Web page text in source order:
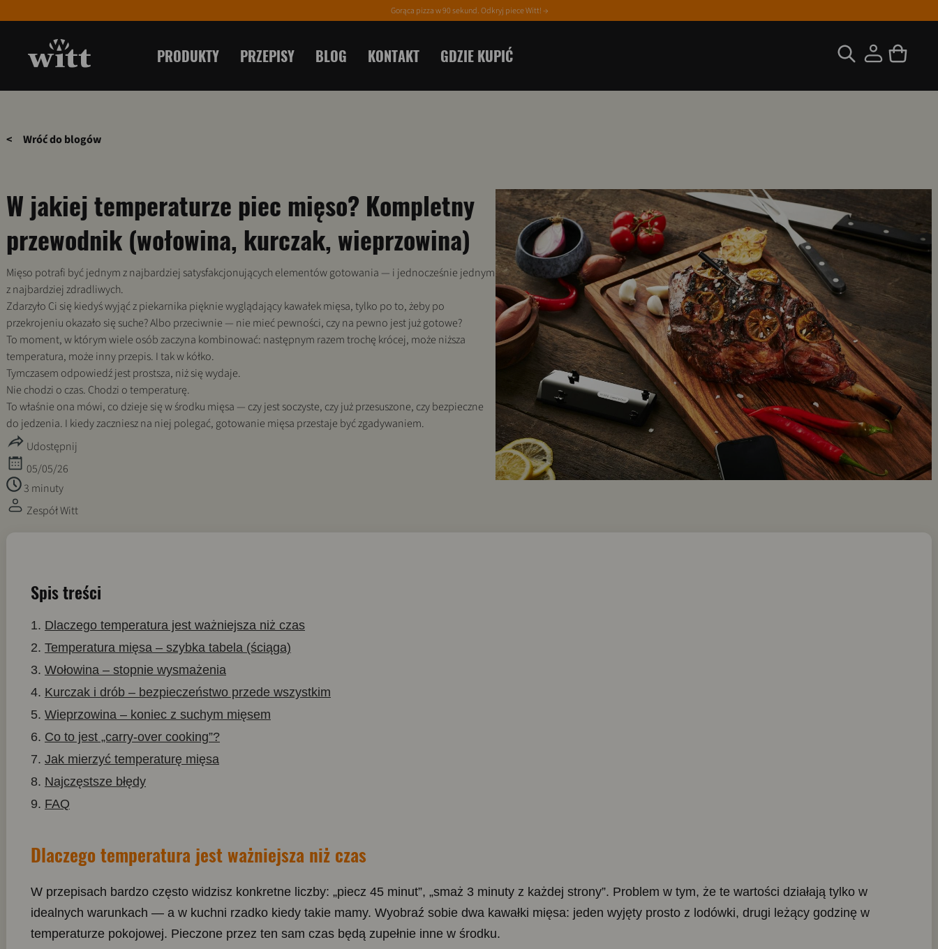
Gorąca pizza w 90 sekund. Odkryj piece Witt! →
PRODUKTY PRZEPISY BLOG KONTAKT GDZIE KUPIĆ
< Wróć do blogów
W jakiej temperaturze piec mięso? Kompletny
przewodnik (wołowina, kurczak, wieprzowina)
Mięso potrafi być jednym z najbardziej satysfakcjonujących elementów gotowania — i jednocześnie jednym
z najbardziej zdradliwych.
Zdarzyło Ci się kiedyś wyjąć z piekarnika pięknie wyglądający kawałek mięsa, tylko po to, żeby po
przekrojeniu okazało się suche? Albo przeciwnie — nie mieć pewności, czy na pewno jest już gotowe?
To moment, w którym wiele osób zaczyna kombinować: następnym razem trochę krócej, może niższa
temperatura, może inny przepis. I tak w kółko.
Tymczasem odpowiedź jest prostsza, niż się wydaje.
Nie chodzi o czas. Chodzi o temperaturę.
To właśnie ona mówi, co dzieje się w środku mięsa — czy jest soczyste, czy już przesuszone, czy bezpieczne
do jedzenia. I kiedy zaczniesz na niej polegać, gotowanie mięsa przestaje być zgadywaniem.
Udostępnij
05/05/26
3 minuty
Zespół Witt
Spis treści
Dlaczego temperatura jest ważniejsza niż czas
Temperatura mięsa – szybka tabela (ściąga)
Wołowina – stopnie wysmażenia
Kurczak i drób – bezpieczeństwo przede wszystkim
Wieprzowina – koniec z suchym mięsem
Co to jest „carry-over cooking”?
Jak mierzyć temperaturę mięsa
Najczęstsze błędy
FAQ
Dlaczego temperatura jest ważniejsza niż czas
W przepisach bardzo często widzisz konkretne liczby: „piecz 45 minut”, „smaż 3 minuty z każdej strony”. Problem w tym, że te wartości działają tylko w
idealnych warunkach — a w kuchni rzadko kiedy takie mamy. Wyobraź sobie dwa kawałki mięsa: jeden wyjęty prosto z lodówki, drugi leżący godzinę w
temperaturze pokojowej. Pieczone przez ten sam czas będą zupełnie inne w środku.